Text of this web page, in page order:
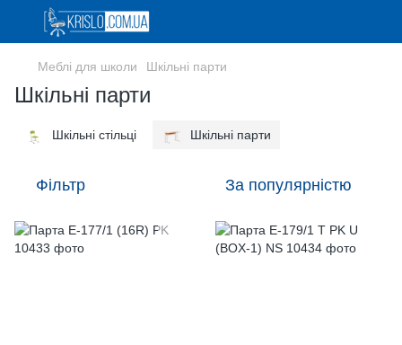
Меблі для школи Шкільні парти
Шкільні парти
Шкільні стільці Шкільні парти
Фільтр За популярністю